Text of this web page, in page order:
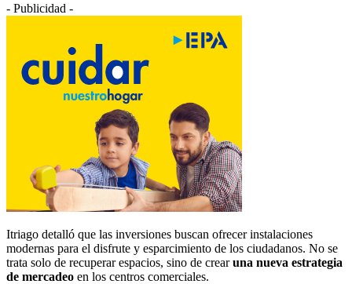
- Publicidad -
Itriago detalló que las inversiones buscan ofrecer instalaciones
modernas para el disfrute y esparcimiento de los ciudadanos. No se
trata solo de recuperar espacios, sino de crearuna nueva estrategia
de mercadeo en los centros comerciales.